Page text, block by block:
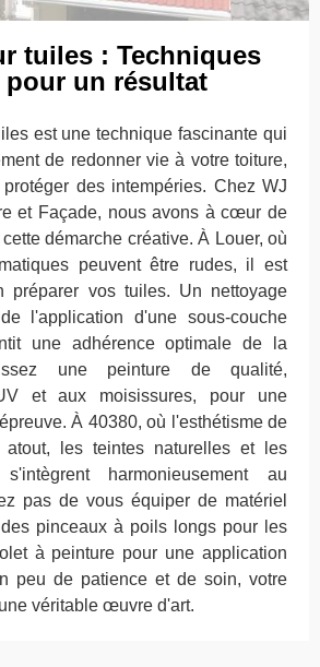
tuiles : Techniques
un résultat
est une technique fascinante qui
de redonner vie à votre toiture,
des intempéries. Chez WJ
et Façade, nous avons à cœur de
démarche créative. À Louer, où
peuvent être rudes, il est
préparer vos tuiles. Un nettoyage
l'application d'une sous-couche
une adhérence optimale de la
une peinture de qualité,
et aux moisissures, pour une
À 40380, où l'esthétisme de
les teintes naturelles et les
harmonieusement au
pas de vous équiper de matériel
pinceaux à poils longs pour les
à peinture pour une application
peu de patience et de soin, votre
véritable œuvre d'art.